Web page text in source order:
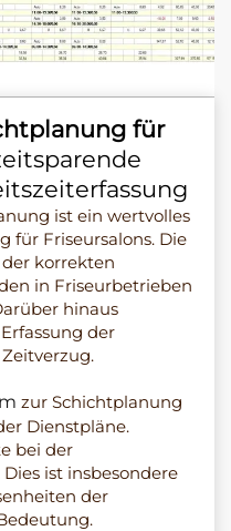
für
ist ein wertvolles
für Friseursalons. Die
korrekten
in Friseurbetrieben
hinaus
der
zur Schichtplanung
Dienstpläne.
bei der
ist insbesondere
der